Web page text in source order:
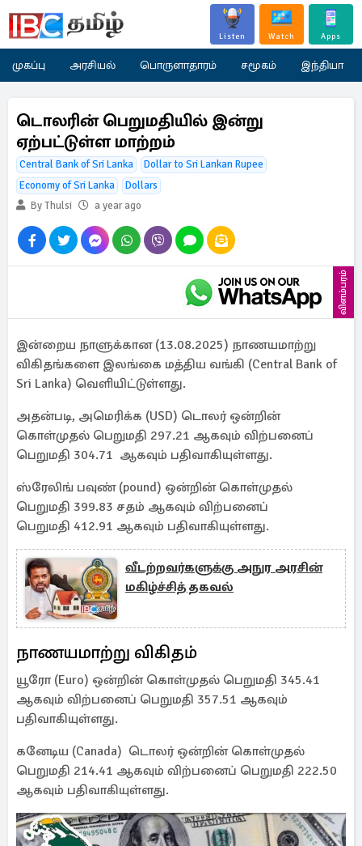
Listen Watch Apps
முகப்பு அரசியல் பொருளாதாரம் சமூகம் இந்தியா
டொலரின் பெறுமதியில் இன்று
ஏற்பட்டுள்ள மாற்றம்
Central Bank of Sri Lanka
Dollar to Sri Lankan Rupee
Economy of Sri Lanka
Dollars
By Thulsi
a year ago
விளம்பரம்
இன்றைய நாளுக்கான (13.08.2025) நாணயமாற்று
விகிதங்களை இலங்கை மத்திய வங்கி (Central Bank of
Sri Lanka) வெளியிட்டுள்ளது.
அதன்படி, அமெரிக்க (USD) டொலர் ஒன்றின்
கொள்முதல் பெறுமதி 297.21 ஆகவும் விற்பனைப்
பெறுமதி 304.71 ஆகவும் பதிவாகியுள்ளது.
ஸ்ரேலிங் பவுண் (pound) ஒன்றின் கொள்முதல்
பெறுமதி 399.83 சதம் ஆகவும் விற்பனைப்
பெறுமதி 412.91 ஆகவும் பதிவாகியுள்ளது.
வீடற்றவர்களுக்கு அநுர அரசின்
மகிழ்ச்சித் தகவல்
நாணயமாற்று விகிதம்
யூரோ (Euro) ஒன்றின் கொள்முதல் பெறுமதி 345.41
ஆகவும் விற்பனைப் பெறுமதி 357.51 ஆகவும்
பதிவாகியுள்ளது.
கனேடிய (Canada) டொலர் ஒன்றின் கொள்முதல்
பெறுமதி 214.41 ஆகவும் விற்பனைப் பெறுமதி 222.50
ஆகவும் பதிவாகியுள்ளது.